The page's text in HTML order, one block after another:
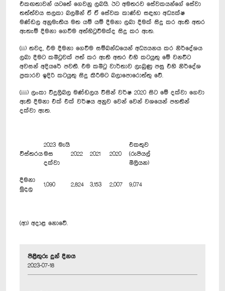
එකඟතාවන් යටතේ ගෙවනු ලබයි. ඊට අමතරව සේවකයන්ගේ සේවා
තත්ත්වය සලකා බලමින් ඒ ඒ සේවක කාණ්ඩ සඳහා අධ්‍යක්ෂ
මණ්ඩල අනුමැතිය මත යම් යම් දීමනා ලබා දීමක් සිදු කර ඇති අතර
ඇතැම් දීමනා ගෙවීම අත්හිටුවීමක්ද සිදු කර ඇත.
(ii) තවද, එම දීමනා ගෙවීම සම්බන්ධයෙන් අධ්‍යයනය කර නිර්දේශය
ලබා දීමට කමිටුවක් පත් කර ඇති අතර එහි කටයුතු මේ වනවිට
අවසන් අදියරේ පවතී. එම කමිටු වාර්තාව ලැබුණු පසු එහි නිර්දේශ
ප්‍රකාරව ඉදිරි කටයුතු සිදු කිරීමට බලාපොරොත්තු වේ.
(iii) ලංකා විදුලිබල මණ්ඩලය විසින් වර්ෂ 2020 සිට මේ දක්වා ගෙවා
ඇති දීමනා එක් එක් වර්ෂය අනුව වෙන් වෙන් වශයෙන් පහතින්
දක්වා ඇත.
විස්තරය
2023 මැයි
මස
දක්වා
2022 2021 2020
එකතුව
(රුපියල්
මිලියන)
දීමනා
මුදල
1,090 2,824 3,153 2,007 9,074
(ආ) අදාළ නොවේ.
පිළිතුරු දුන් දිනය
2023-07-18